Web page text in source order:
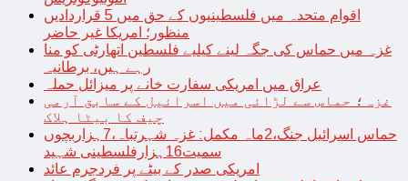
اقوام متحدہ میں فلسطینیوں کے حق میں 5 قراردادیں
منظور؛ امریکا غیر حاضر
غزہ میں حماس کی جگہ لینے کیلیے فلسطین اتھارٹی کو منا
رہے ہیں، برطانیہ
عراق میں امریکی سفارت خانے پر میزائل حملہ
غزہ؛ حماس سے لڑائی میں اسرائیل کے سابق آرمی
چیف کا بیٹا ہلاک
حماس اسرائیل جنگ،2ماہ مکمل: غزہ شہرتباہ،7ہزاربچوں
سمیت16ہزارفلسطینی شہید
امریکی صدر کے بیٹے پر فردجرم عائد